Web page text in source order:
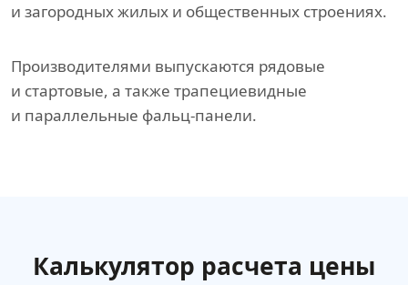
и загородных жилых и общественных строениях.
Производителями выпускаются рядовые
и стартовые, а также трапециевидные
и параллельные фальц-панели.
Калькулятор расчета цены